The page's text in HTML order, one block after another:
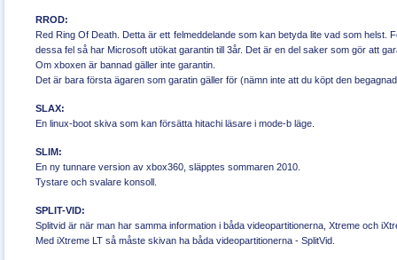
RROD:
Red Ring Of Death. Detta är ett felmeddelande som kan betyda lite vad som
dessa fel så har Microsoft utökat garantin till 3år. Det är en del saker som gör att
Om xboxen är bannad gäller inte garantin.
Det är bara första ägaren som garatin gäller för (nämn inte att du köpt den
SLAX:
En linux-boot skiva som kan försätta hitachi läsare i mode-b läge.
SLIM:
En ny tunnare version av xbox360, släpptes sommaren 2010.
Tystare och svalare konsoll.
SPLIT-VID:
Splitvid är när man har samma information i båda videopartitionerna, Xtreme och
Med iXtreme LT så måste skivan ha båda videopartitionerna - SplitVid.